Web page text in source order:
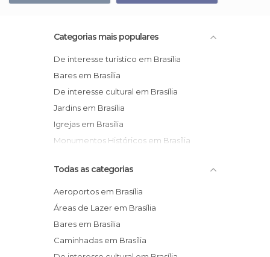
Categorias mais populares
De interesse turístico em Brasília
Bares em Brasília
De interesse cultural em Brasília
Jardins em Brasília
Igrejas em Brasília
Monumentos Históricos em Brasília
Todas as categorias
Aeroportos em Brasília
Áreas de Lazer em Brasília
Bares em Brasília
Caminhadas em Brasília